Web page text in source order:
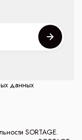
данных
SORTAGE.